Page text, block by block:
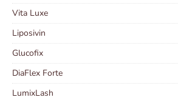
Vita Luxe
Liposivin
Glucofix
DiaFlex Forte
LumixLash